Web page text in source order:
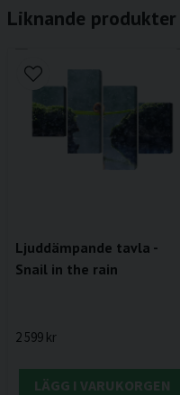
Liknande produkter
Ljuddämpande tavla -
Snail in the rain
2 599 kr
LÄGG I VARUKORGEN